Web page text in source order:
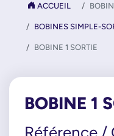
ACCUEIL
BOBINES SIMPLE-
BOBINE 1 SORTIE
BOBINE 1
Référence /